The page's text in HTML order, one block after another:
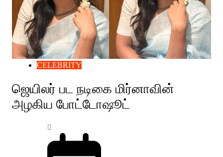
CELEBRITY
ஜெயிலர் பட நடிகை மிர்னாவின்
அழகிய போட்டோஷூட்